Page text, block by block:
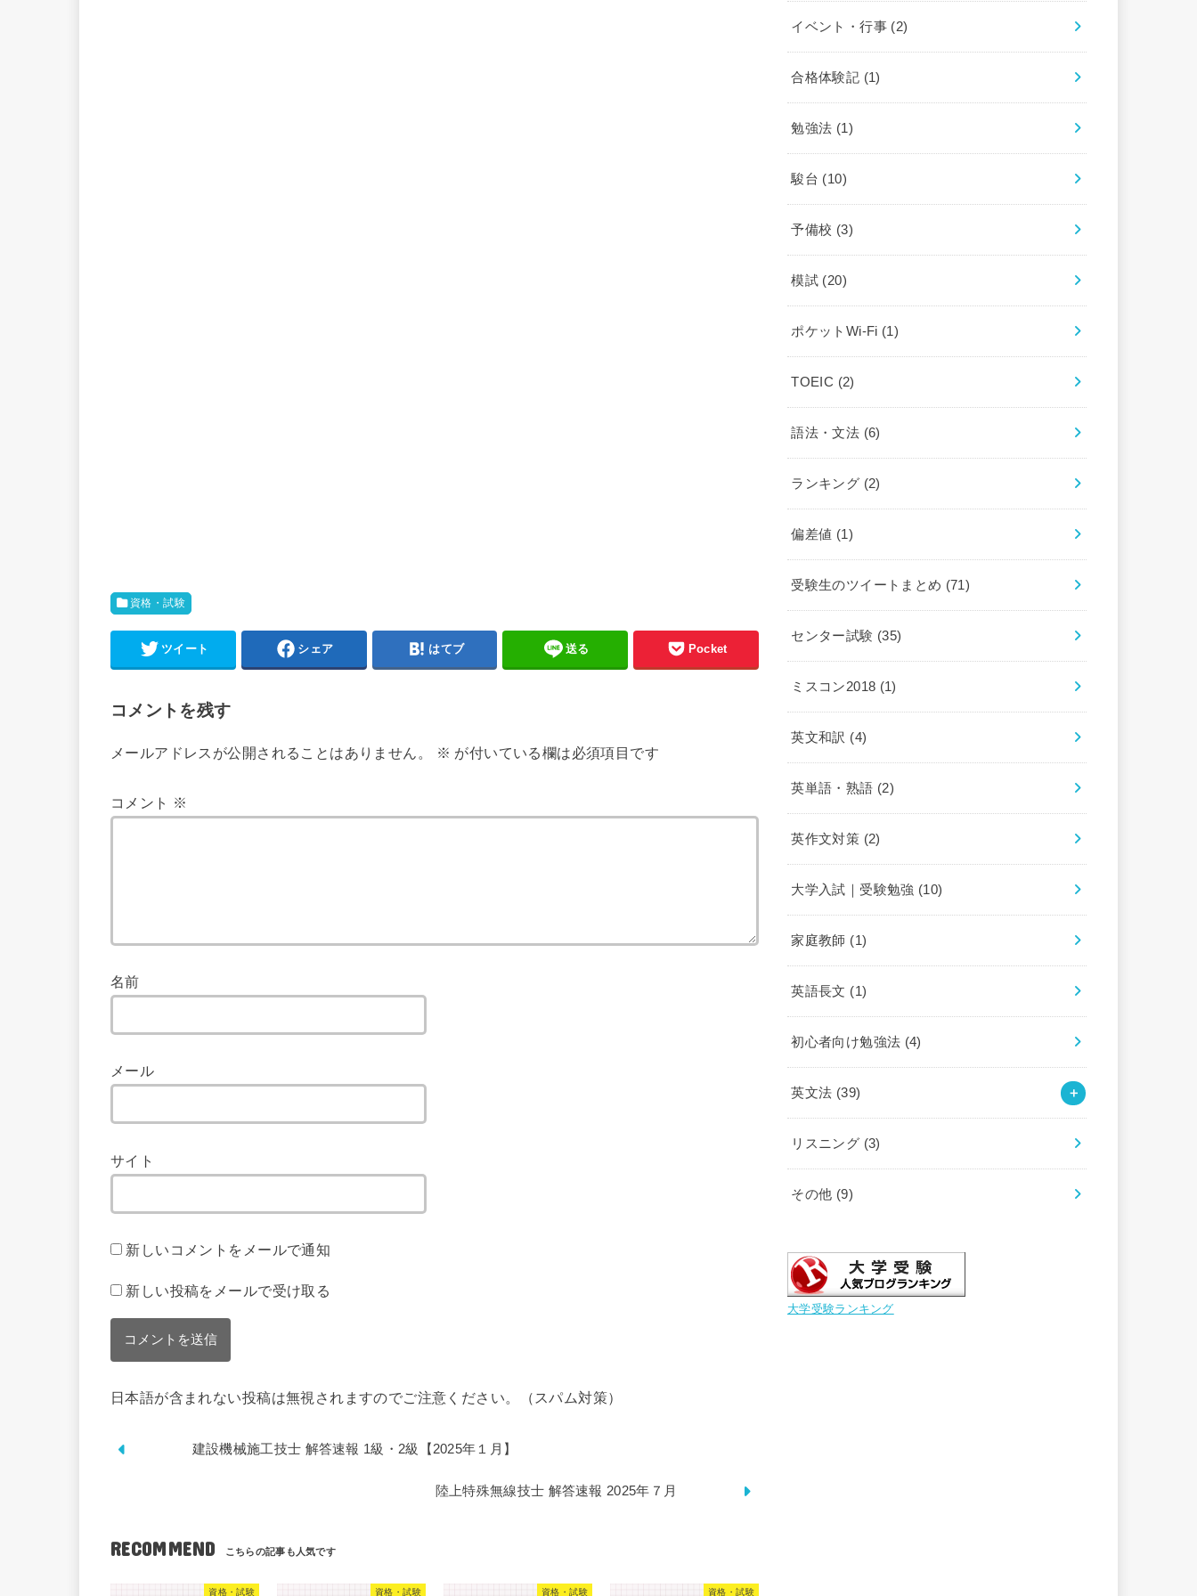
資格・試験
ツイート シェア はてブ 送る Pocket
コメントを残す
メールアドレスが公開されることはありません。 ※ が付いている欄は必須項目です
コメント ※
名前
メール
サイト
新しいコメントをメールで通知
新しい投稿をメールで受け取る
日本語が含まれない投稿は無視されますのでご注意ください。（スパム対策）
建設機械施工技士 解答速報 1級・2級【2025年１月】
陸上特殊無線技士 解答速報 2025年７月
RECOMMEND
資格・試験 資格・試験 資格・試験 資格・試験
イベント・行事 (2)
合格体験記 (1)
勉強法 (1)
駿台 (10)
予備校 (3)
模試 (20)
ポケットWi-Fi (1)
TOEIC (2)
語法・文法 (6)
ランキング (2)
偏差値 (1)
受験生のツイートまとめ (71)
センター試験 (35)
ミスコン2018 (1)
英文和訳 (4)
英単語・熟語 (2)
英作文対策 (2)
大学入試｜受験勉強 (10)
家庭教師 (1)
英語長文 (1)
初心者向け勉強法 (4)
英文法 (39)
リスニング (3)
その他 (9)
大学受験ランキング